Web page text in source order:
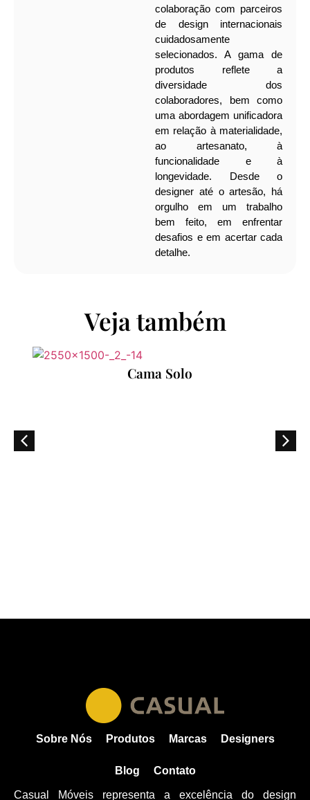
colaboração com parceiros
de design internacionais
cuidadosamente
selecionados. A gama de
produtos reflete a
diversidade dos
colaboradores, bem como
uma abordagem unificadora
em relação à materialidade,
ao artesanato, à
funcionalidade e à
longevidade. Desde o
designer até o artesão, há
orgulho em um trabalho
bem feito, em enfrentar
desafios e em acertar cada
detalhe.
Veja também
Cama Solo
Sobre Nós Produtos Marcas Designers
Blog Contato
Casual Móveis representa a excelência do design